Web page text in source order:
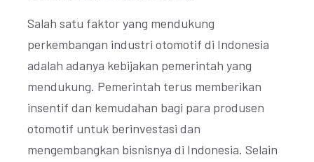
Salah satu faktor yang mendukung
perkembangan industri otomotif di Indonesia
adalah adanya kebijakan pemerintah yang
mendukung. Pemerintah terus memberikan
insentif dan kemudahan bagi para produsen
otomotif untuk berinvestasi dan
mengembangkan bisnisnya di Indonesia. Selain